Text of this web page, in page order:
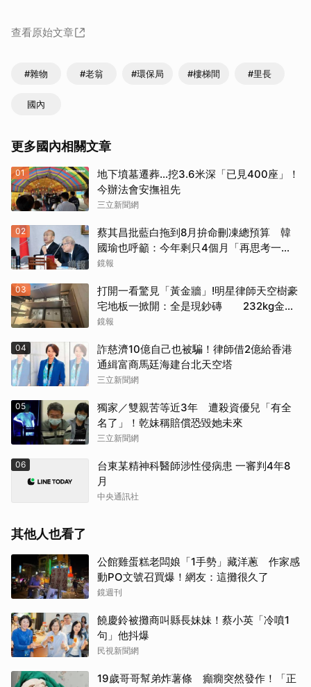
查看原始文章
#雜物 #老翁 #環保局 #樓梯間 #里長
國內
更多國內相關文章
01
地下墳墓遷葬…挖3.6米深「已見400座」！
今辦法會安撫祖先
三立新聞網
02
蔡其昌批藍白拖到8月拚命刪凍總預算 韓
國瑜也呼籲：今年剩只4個月「再思考一
下」
鏡報
03
打開一看驚見「黃金牆」!明星律師天空樹豪
宅地板一掀開：全是現鈔磚 232kg金山
震撼影像曝
鏡報
04
詐慈濟10億自己也被騙！律師借2億給香港
通緝富商馬廷海建台北天空塔
三立新聞網
05
獨家／雙親苦等近3年 遭殺資優兒「有全
名了」！乾妹稱賠償恐毀她未來
三立新聞網
06
台東某精神科醫師涉性侵病患 一審判4年8
月
中央通訊社
其他人也看了
公館雞蛋糕老闆娘「1手勢」藏洋蔥 作家感
動PO文號召買爆！網友：這攤很久了
鏡週刊
饒慶鈴被攤商叫縣長妹妹！蔡小英「冷噴1
句」他抖爆
民視新聞網
19歲哥哥幫弟炸薯條 癲癇突然發作！「正